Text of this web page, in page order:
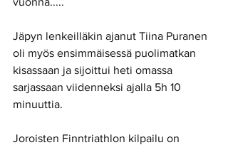
Jäpyn lenkeilläkin ajanut Tiina Puranen
oli myös ensimmäisessä puolimatkan
kisassaan ja sijoittui heti omassa
sarjassaan viidenneksi ajalla 5h 10
minuuttia.
Joroisten Finntriathlon kilpailu on